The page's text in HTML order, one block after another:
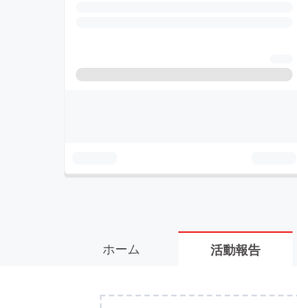
ホーム 活動報告